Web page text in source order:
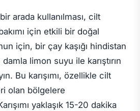
arada kullanılması, cilt
için etkili bir doğal
için, bir çay kaşığı hindistan
limon suyu ile karıştırın
Bu karışımı, özellikle cilt
olan bölgelere
yaklaşık 15-20 dakika